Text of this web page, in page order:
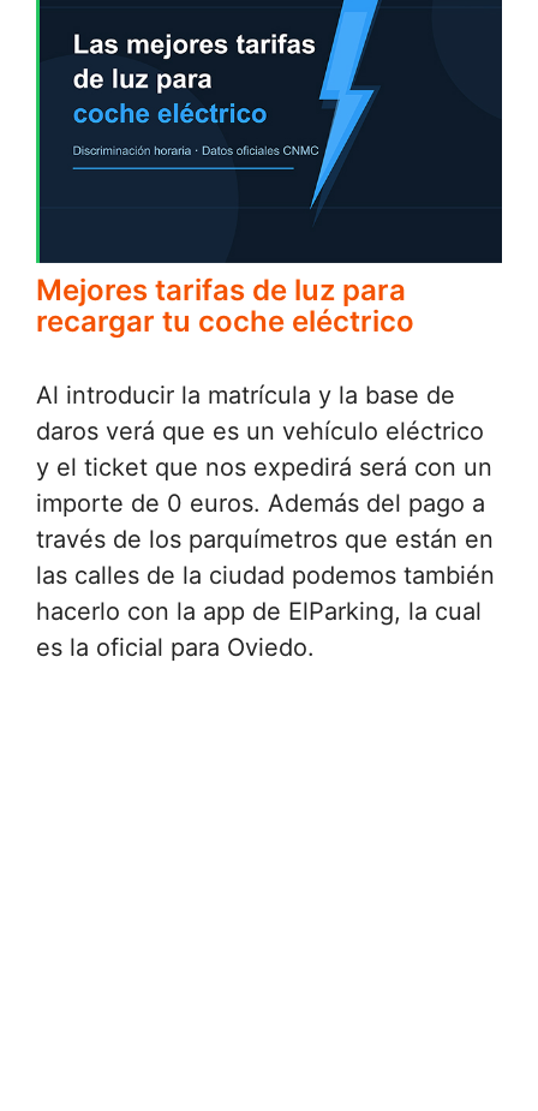
Mejores tarifas de luz para
recargar tu coche eléctrico
Al introducir la matrícula y la base de
daros verá que es un vehículo eléctrico
y el ticket que nos expedirá será con un
importe de 0 euros. Además del pago a
través de los parquímetros que están en
las calles de la ciudad podemos también
hacerlo con la app de ElParking, la cual
es la oficial para Oviedo.